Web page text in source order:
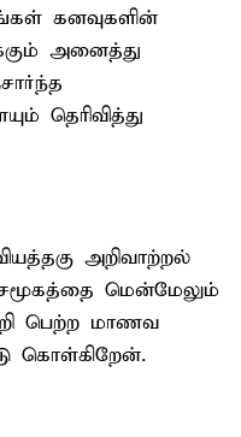
கனவுகளின்
அனைத்து
தெரிவித்து
அறிவாற்றல்
மென்மேலும்
பெற்ற மாணவ
கொள்கிறேன்.